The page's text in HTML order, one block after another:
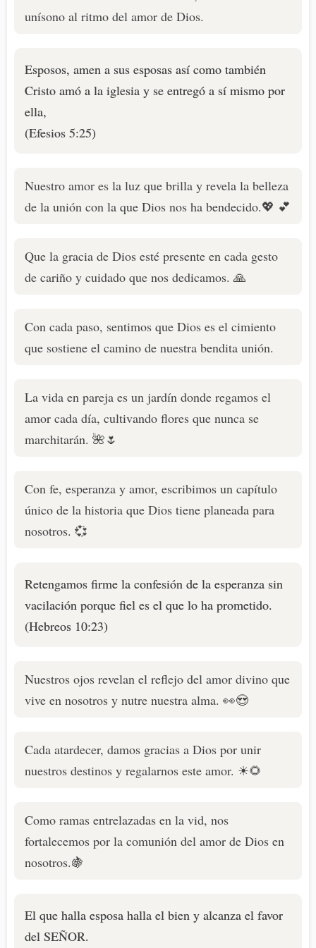
unísono al ritmo del amor de Dios.
Esposos, amen a sus esposas así como también
Cristo amó a la iglesia y se entregó a sí mismo por
ella,
(Efesios 5:25)
Nuestro amor es la luz que brilla y revela la belleza
de la unión con la que Dios nos ha bendecido.💖 💕
Que la gracia de Dios esté presente en cada gesto
de cariño y cuidado que nos dedicamos. 🙏
Con cada paso, sentimos que Dios es el cimiento
que sostiene el camino de nuestra bendita unión.
La vida en pareja es un jardín donde regamos el
amor cada día, cultivando flores que nunca se
marchitarán. 🌺🌷
Con fe, esperanza y amor, escribimos un capítulo
único de la historia que Dios tiene planeada para
nosotros. 💞
Retengamos firme la confesión de la esperanza sin
vacilación porque fiel es el que lo ha prometido.
(Hebreos 10:23)
Nuestros ojos revelan el reflejo del amor divino que
vive en nosotros y nutre nuestra alma. 👀😍
Cada atardecer, damos gracias a Dios por unir
nuestros destinos y regalarnos este amor. ☀🌻
Como ramas entrelazadas en la vid, nos
fortalecemos por la comunión del amor de Dios en
nosotros.🍇
El que halla esposa halla el bien y alcanza el favor
del SEÑOR.